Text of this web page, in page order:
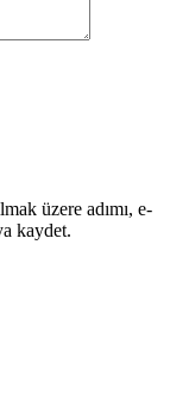
üzere adımı, e-
kaydet.